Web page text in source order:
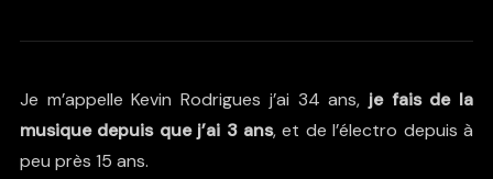
Je m’appelle Kevin Rodrigues j’ai 34 ans, je fais de la
musique depuis que j’ai 3 ans, et de l’électro depuis à
peu près 15 ans.